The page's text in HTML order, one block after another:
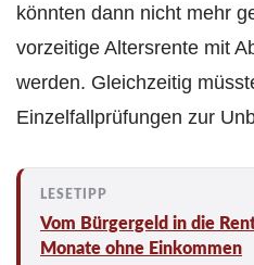
könnten dann nicht mehr
vorzeitige Altersrente mit
werden. Gleichzeitig
Einzelfallprüfungen zur
Vom Bürgergeld in die
Monate ohne Einkommen